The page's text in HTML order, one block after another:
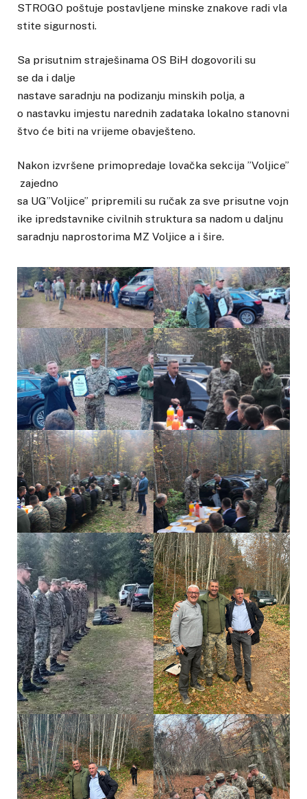
STROGO poštuje postavljene minske znakove radi vla
stite sigurnosti.
Sa prisutnim straješinama OS BiH dogovorili su
se da i dalje
nastave saradnju na podizanju minskih polja, a
o nastavku imjestu narednih zadataka lokalno stanovni
štvo će biti na vrijeme obavješteno.
Nakon izvršene primopredaje lovačka sekcija ”Voljice”
zajedno
sa UG”Voljice” pripremili su ručak za sve prisutne vojn
ike ipredstavnike civilnih struktura sa nadom u daljnu
saradnju naprostorima MZ Voljice a i šire.